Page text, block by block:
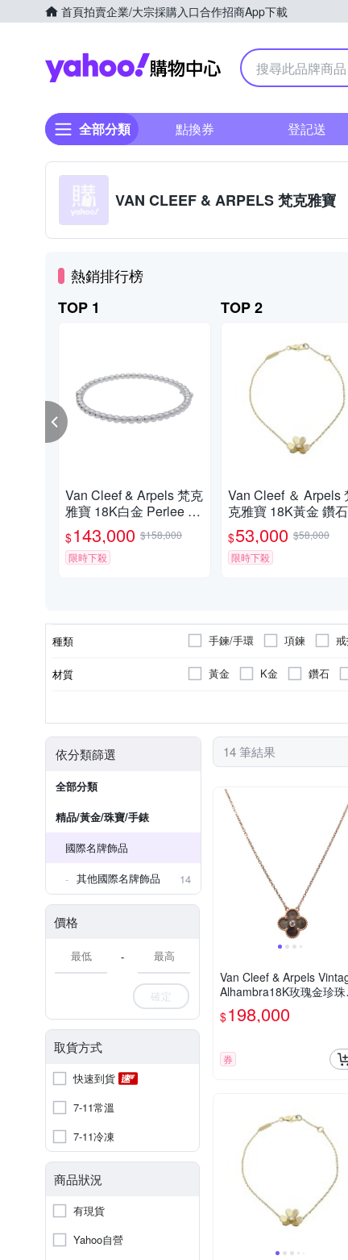
首頁拍賣企業/大宗採購入口合作招商App下載
Yahoo購物中心
全部分類 點換券 登記送
VAN CLEEF & ARPELS 梵克雅寶
熱銷排行榜
TOP 1
Van Cleef & Arpels 梵克
雅寶 18K白金 Perlee Pe
arls Of Gold 金珠 手環 V
CAR07TD00 【二手名
牌BRAND OFF】
$143,000 $158,000
限時下殺
TOP 2
Van Cleef ＆ Arpels
克雅寶 18K黃金 鑽
vole Mini 手鍊
MM00 【二手名牌
ND OFF】
$53,000 $58,000
限時下殺
種類 手鍊/手環 項鍊
材質 黃金 K金 鑽石
依分類篩選
全部分類
精品/黃金/珠寶/手錶
國際名牌飾品
其他國際名牌飾品
14
價格
-
確定
取貨方式
快速到貨
7-11常溫
7-11冷凍
商品狀況
有現貨
Yahoo自營
14 筆結果
Van Cleef & Arpels Vintage
Alhambra18K玫瑰金珍珠
貝鑲鑽四葉草項鍊(玫瑰金)
$198,000
券